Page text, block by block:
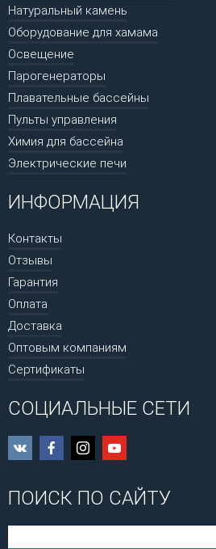
Натуральный камень
Оборудование для хамама
Освещение
Парогенераторы
Плавательные бассейны
Пульты управления
Химия для бассейна
Электрические печи
ИНФОРМАЦИЯ
Контакты
Отзывы
Гарантия
Оплата
Доставка
Оптовым компаниям
Сертификаты
СОЦИАЛЬНЫЕ СЕТИ
ПОИСК ПО САЙТУ